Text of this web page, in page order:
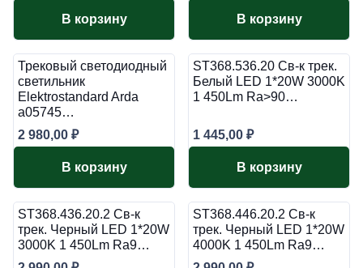
В корзину В корзину
Трековый светодиодный
светильник
Elektrostandard Arda
a05745…
2 980,00 ₽
В корзину
ST368.536.20 Св-к трек.
Белый LED 1*20W 3000K
1 450Lm Ra>90…
1 445,00 ₽
В корзину
ST368.436.20.2 Св-к
трек. Черный LED 1*20W
3000K 1 450Lm Ra9…
ST368.446.20.2 Св-к
трек. Черный LED 1*20W
4000K 1 450Lm Ra9…